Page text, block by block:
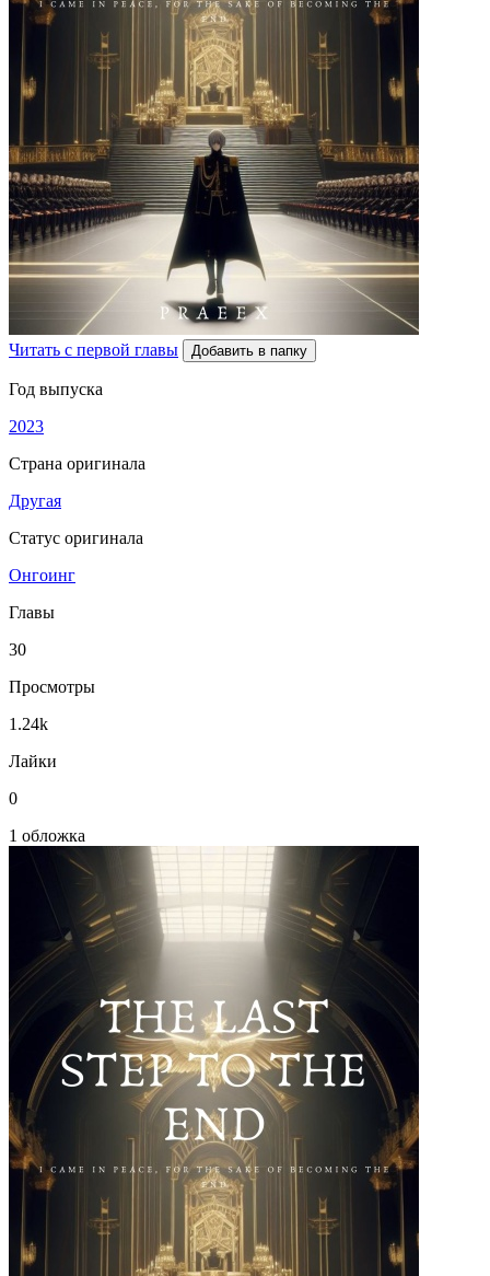
Читать с первой главы Добавить в папку
Год выпуска
2023
Страна оригинала
Другая
Статус оригинала
Онгоинг
Главы
30
Просмотры
1.24k
Лайки
0
1 обложка